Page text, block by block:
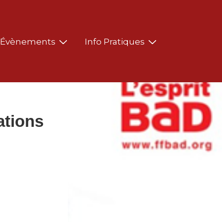
Évènements Info Pratiques